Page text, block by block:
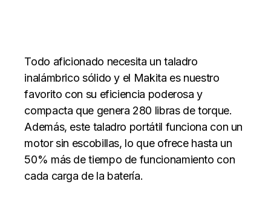
Todo aficionado necesita un taladro
inalámbrico sólido y el Makita es nuestro
favorito con su eficiencia poderosa y
compacta que genera 280 libras de torque.
Además, este taladro portátil funciona con un
motor sin escobillas, lo que ofrece hasta un
50% más de tiempo de funcionamiento con
cada carga de la batería.